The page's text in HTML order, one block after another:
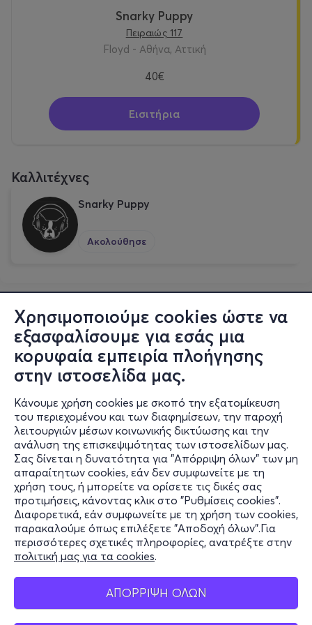
Χρησιμοποιούμε cookies ώστε να
εξασφαλίσουμε για εσάς μια
κορυφαία εμπειρία πλοήγησης
στην ιστοσελίδα μας.
Κάνουμε χρήση cookies με σκοπό την εξατομίκευση
του περιεχομένου και των διαφημίσεων, την παροχή
λειτουργιών μέσων κοινωνικής δικτύωσης και την
ανάλυση της επισκεψιμότητας των ιστοσελίδων μας.
Σας δίνεται η δυνατότητα για "Απόρριψη όλων" των μη
απαραίτητων cookies, εάν δεν συμφωνείτε με τη
χρήση τους, ή μπορείτε να ορίσετε τις δικές σας
προτιμήσεις, κάνοντας κλικ στο "Ρυθμίσεις cookies".
Διαφορετικά, εάν συμφωνείτε με τη χρήση των cookies,
παρακαλούμε όπως επιλέξετε "Αποδοχή όλων".Για
περισσότερες σχετικές πληροφορίες, ανατρέξτε στην
πολιτική μας για τα cookies.
ΑΠΟΡΡΙΨΗ ΟΛΩΝ
Snarky Puppy
Πειραιώς 117
Floyd - Αθήνα, Αττική
40€
Εισιτήρια
Καλλιτέχνες
Snarky Puppy
Ακολούθησε
Πληροφορίες
Υποστήριξη
Stay Connected
Mobile app